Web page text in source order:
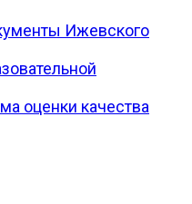
Ижевского
оценки качества